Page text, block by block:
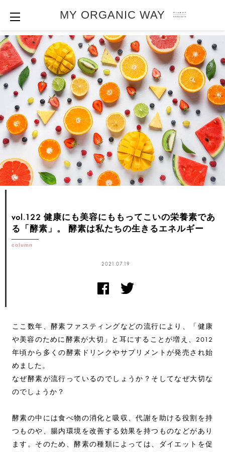
MY ORGANIC WAY
vol.122 健康にも美容にももってこいの栄養素であ
る「酵素」。
酵素は私たちの生きるエネルギー
column
2021.07.19
ここ数年、酵素ファスティングなどの流行により、「健康
や美容のために酵素が大切」と耳にすることが増え、2012
年頃から多くの酵素ドリンクやサプリメントが発売され始
めました。
なぜ酵素が流行っているのでしょうか？そしてなぜ大切な
のでしょうか？
酵素の中には食べ物の消化と吸収、代謝を助ける役割を持
つものや、腸内環境を改善する効果を持つものなどがあり
ます。そのため、酵素の種類によっては、ダイエットを促